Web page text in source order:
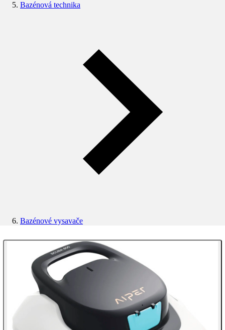
Bazénová technika
Bazénové vysavače